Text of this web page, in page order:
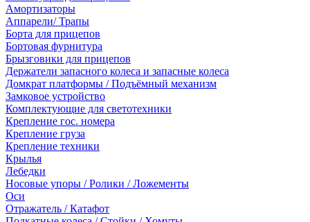
Амортизаторы
Аппарели/ Трапы
Борта для прицепов
Бортовая фурнитура
Брызговики для прицепов
Держатели запасного колеса и запасные колеса
Домкрат платформы / Подъёмный механизм
Замковое устройство
Комплектующие для светотехники
Крепление гос. номера
Крепление груза
Крепление техники
Крылья
Лебедки
Носовые упоры / Ролики / Ложементы
Оси
Отражатель / Катафот